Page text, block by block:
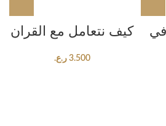
كيف نتعامل مع القران
3.500 ر.ع.
في